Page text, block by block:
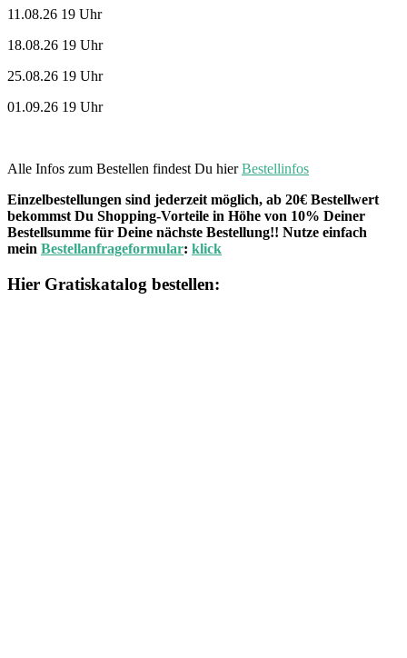
11.08.26 19 Uhr
18.08.26 19 Uhr
25.08.26 19 Uhr
01.09.26 19 Uhr
Alle Infos zum Bestellen findest Du hierBestellinfos
Einzelbestellungen sind jederzeit möglich, ab 20€ Bestellwert
bekommst Du Shopping-Vorteile in Höhe von 10% Deiner
Bestellsumme für Deine nächste Bestellung!! Nutze einfach
mein Bestellanfrageformular: klick
Hier Gratiskatalog bestellen: